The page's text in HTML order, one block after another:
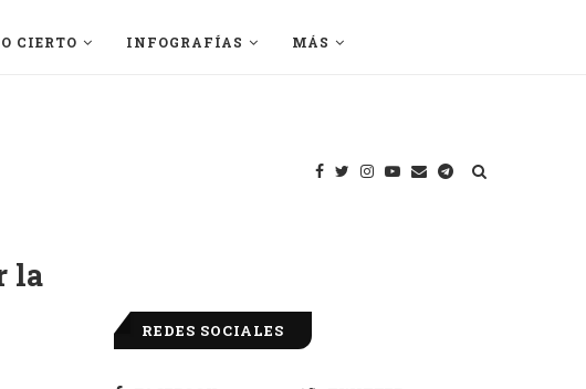
CIERTO INFOGRAFÍAS MÁS
la
REDES SOCIALES